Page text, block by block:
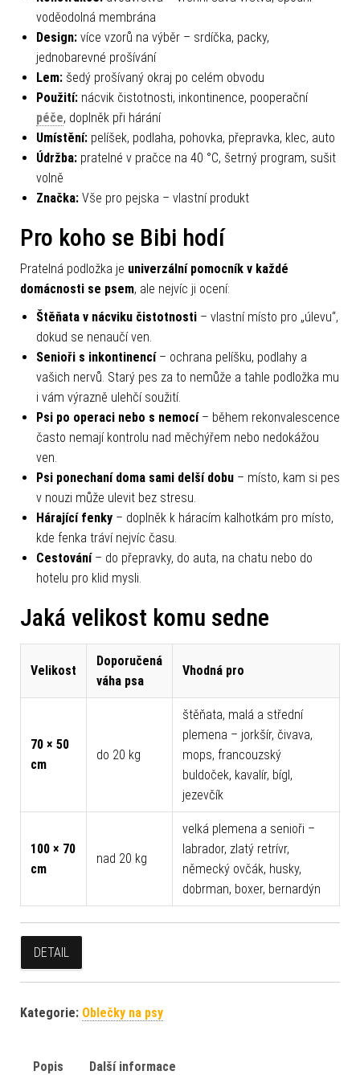
voděodolná membrána
Design: více vzorů na výběr – srdíčka, packy,
jednobarevné prošívání
Lem: šedý prošívaný okraj po celém obvodu
Použití: nácvik čistotnosti, inkontinence, pooperační
péče, doplněk při hárání
Umístění: pelíšek, podlaha, pohovka, přepravka, klec, auto
Údržba: pratelné v pračce na 40 °C, šetrný program, sušit
volně
Značka: Vše pro pejska – vlastní produkt
Pro koho se Bibi hodí
Pratelná podložka je univerzální pomocník v každé
domácnosti se psem, ale nejvíc ji ocení:
Štěňata v nácviku čistotnosti – vlastní místo pro „úlevu“,
dokud se nenaučí ven.
Senioři s inkontinencí– ochrana pelíšku, podlahy a
vašich nervů. Starý pes za to nemůže a tahle podložka mu
i vám výrazně ulehčí soužití.
Psi po operaci nebo s nemocí– během rekonvalescence
často nemají kontrolu nad měchýřem nebo nedokážou
ven.
Psi ponechaní doma sami delší dobu – místo, kam si pes
v nouzi může ulevit bez stresu.
Hárající fenky – doplněk k háracím kalhotkám pro místo,
kde fenka tráví nejvíc času.
Cestování– do přepravky, do auta, na chatu nebo do
hotelu pro klid mysli.
Jaká velikost komu sedne
Velikost
Doporučená
váha psa
Vhodná pro
70 × 50
cm
do 20 kg
štěňata, malá a střední
plemena – jorkšír, čivava,
mops, francouzský
buldoček, kavalír, bígl,
jezevčík
100 × 70
cm
nad 20 kg
velká plemena a senioři –
labrador, zlatý retrívr,
německý ovčák, husky,
dobrman, boxer, bernardýn
DETAIL
Kategorie: Oblečky na psy
Popis Další informace